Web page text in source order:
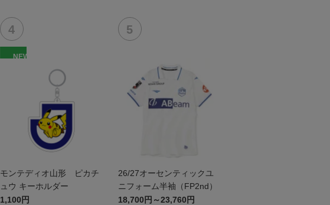
NEW
モンテディオ山形 ピカチ
ュウ キーホルダー
1,100円
26/27オーセンティックユ
ニフォーム半袖（FP2nd）
18,700円～23,760円